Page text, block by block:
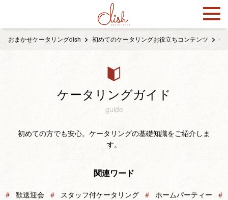
おまかせケータリングdish 初めてのケータリングお役立ちコンテンツ ケ
ケータリングガイド
guide
初めての方でも安心。ケータリングの基礎知識をご紹介しま
す。
関連ワード
＃ 歓送迎会 ＃ スタッフ付ケータリング ＃ ホームパーティー
＃